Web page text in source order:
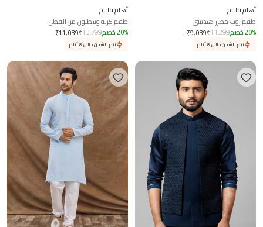
آهام فايام
طقم روب مطرز هندسي
₹9,039₹11,299 20% خصم
يتم الشحن خلال 8 أيام
آهام فايام
طقم كرتة وبنطلون من القطن
₹11,039₹13,799 20% خصم
يتم الشحن خلال 8 أيام